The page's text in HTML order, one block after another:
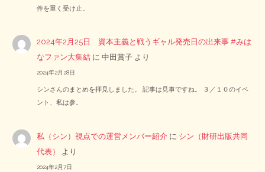
件を重く受け止…
2024年2月25日 資本主義と戦うギャル発売日の出来事 #みは
なファン大集結 に中田賞子 より
2024年2月28日
シンさんのまとめを拝見しました。 記事は見事ですね。 ３／１０のイベ
ント、私は参…
私（シン）視点での運営メンバー紹介 に シン（財研出版共同
代表）
より
2024年2月7日